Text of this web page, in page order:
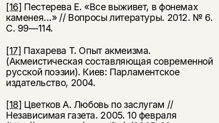
[16] Пестерева Е. «Все выживет, в фонемах
каменея...» // Вопросы литературы. 2012. № 6.
С. 99—114.
[17] Пахарева Т. Опыт акмеизма.
(Акмеистическая составляющая современной
русской поэзии). Киев: Парламентское
издательство, 2004.
[18] Цветков А. Любовь по заслугам //
Независимая газета. 2005. 10 февраля